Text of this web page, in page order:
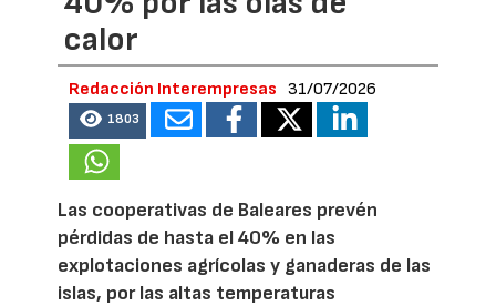
calor
Redacción Interempresas 31/07/2026
1803
Las cooperativas de Baleares prevén
pérdidas de hasta el 40% en las
explotaciones agrícolas y ganaderas de las
islas, por las altas temperaturas